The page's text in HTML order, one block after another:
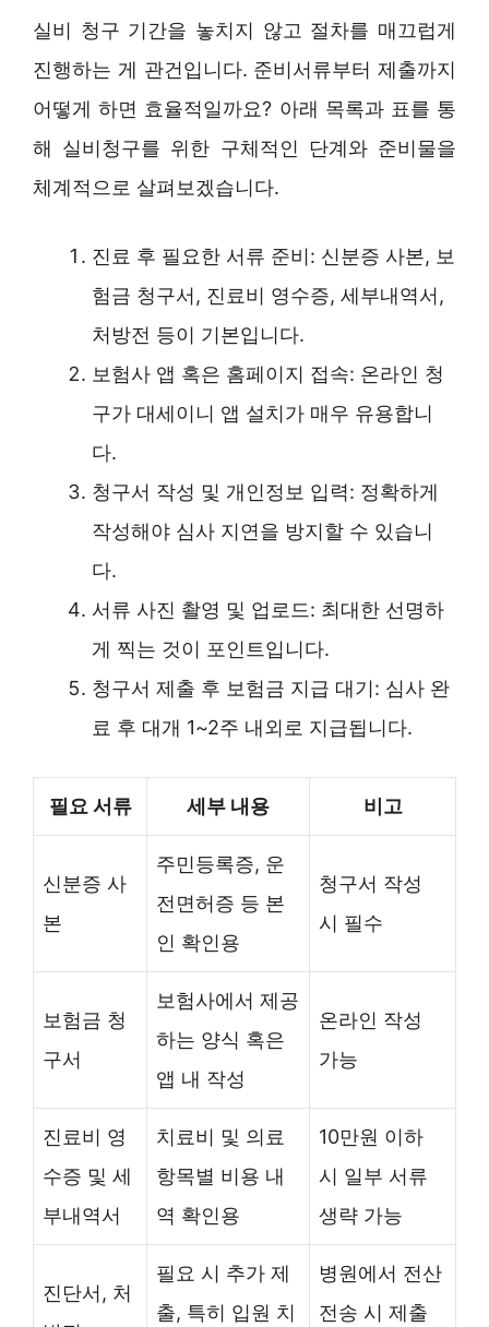
실비 청구 기간을 놓치지 않고 절차를 매끄럽게
진행하는 게 관건입니다. 준비서류부터 제출까지
어떻게 하면 효율적일까요? 아래 목록과 표를 통
해 실비청구를 위한 구체적인 단계와 준비물을
체계적으로 살펴보겠습니다.
진료 후 필요한 서류 준비: 신분증 사본, 보
험금 청구서, 진료비 영수증, 세부내역서,
처방전 등이 기본입니다.
보험사 앱 혹은 홈페이지 접속: 온라인 청
구가 대세이니 앱 설치가 매우 유용합니
다.
청구서 작성 및 개인정보 입력: 정확하게
작성해야 심사 지연을 방지할 수 있습니
다.
서류 사진 촬영 및 업로드: 최대한 선명하
게 찍는 것이 포인트입니다.
청구서 제출 후 보험금 지급 대기: 심사 완
료 후 대개 1~2주 내외로 지급됩니다.
필요 서류 세부 내용 비고
신분증 사
본
주민등록증, 운
전면허증 등 본
인 확인용
청구서 작성
시 필수
보험금 청
구서
보험사에서 제공
하는 양식 혹은
앱 내 작성
온라인 작성
가능
진료비 영
수증 및 세
부내역서
치료비 및 의료
항목별 비용 내
역 확인용
10만원 이하
시 일부 서류
생략 가능
진단서, 처
필요 시 추가 제
출, 특히 입원 치
병원에서 전산
전송 시 제출